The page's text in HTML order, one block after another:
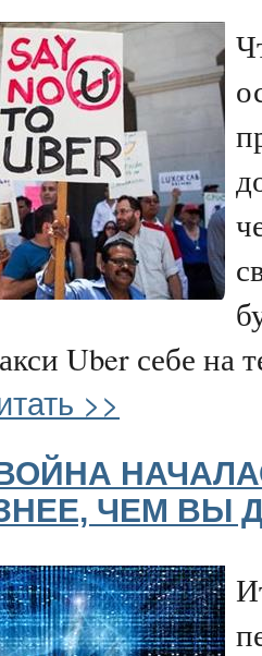
Uber себе на
>>
ЧЕМ ВЫ